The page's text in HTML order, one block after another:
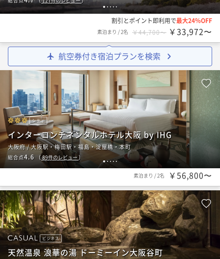
1 2 345
割引とポイント即利用で最大24％OFF
素泊まり /2名 ￥44,700〜 ￥33,972〜
航空券付き宿泊プランを検索
123 4 5
シティ
インターコンチネンタルホテル大阪 by IHG
大阪府 / 大阪駅・梅田駅・福島・淀屋橋・本町
総合点4.6 （89件のレビュー ）
素泊まり /2名 ￥56,800〜
ビジネス
天然温泉 浪華の湯 ドーミーイン大阪谷町